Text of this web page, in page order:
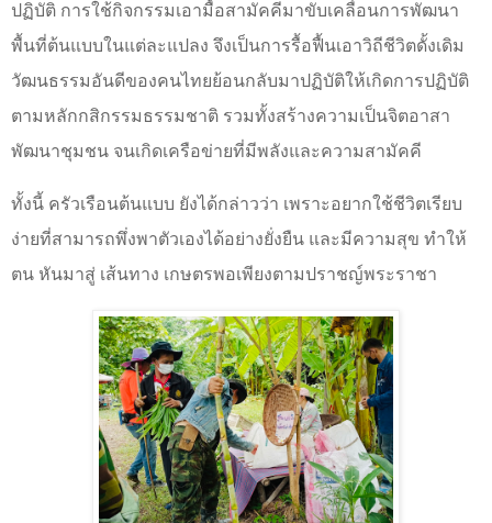
ปฏิบัติ การใช้กิจกรรมเอามื้อสามัคคีมาขับเคลื่อนการพัฒนา
พื้นที่ต้นแบบในแต่ละแปลง จึงเป็นการรื้อฟื้นเอาวิถีชีวิตดั้งเดิม
วัฒนธรรมอันดีของคนไทยย้อนกลับมาปฏิบัติให้เกิดการปฏิบัติ
ตามหลักกสิกรรมธรรมชาติ รวมทั้งสร้างความเป็นจิตอาสา
พัฒนาชุมชน จนเกิดเครือข่ายที่มีพลังและความสามัคคี
ทั้งนี้ ครัวเรือนต้นแบบ ยังได้กล่าวว่า เพราะอยากใช้ชีวิตเรียบ
ง่ายที่สามารถพึ่งพาตัวเองได้อย่างยั่งยืน และมีความสุข ทำให้
ตน หันมาสู่ เส้นทาง เกษตรพอเพียงตามปราชญ์พระราชา